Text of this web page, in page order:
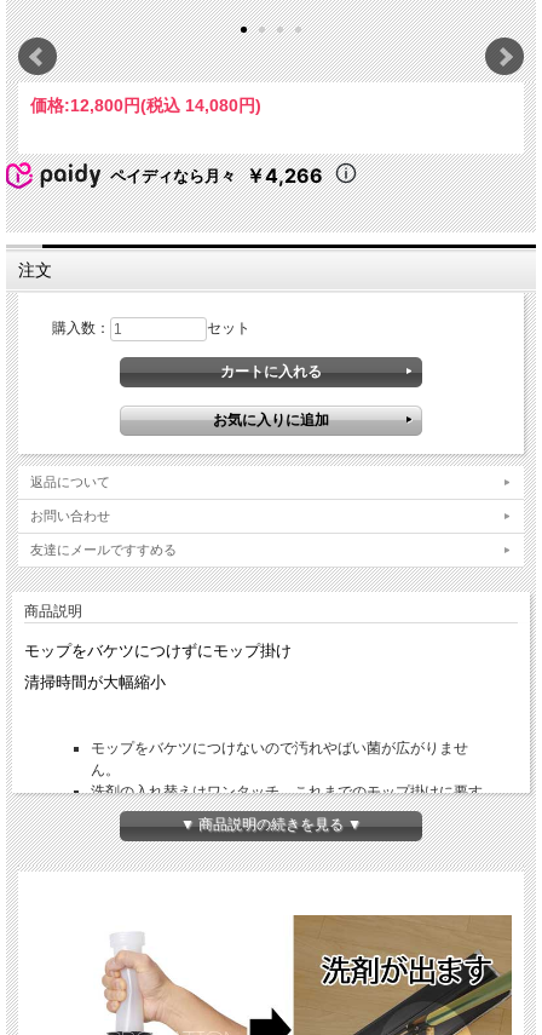
価格:12,800円(税込 14,080円)
ペイディなら月々 ￥4,266
注文
購入数： セット
返品について
お問い合わせ
友達にメールですすめる
商品説明
モップをバケツにつけずにモップ掛け
清掃時間が大幅縮小
モップをバケツにつけないので汚れやばい菌が広がりませ
ん。
洗剤の入れ替えはワンタッチ。これまでのモップ掛けに要す
る時間を最大半分に縮小。
使用エリアや用途に応じて瞬時にケミカルを交換可能。
特殊設計ボトルにより逆さにしても液漏れがありません。
を最大50％削減するほか、洗剤の消費量も最大80％も削減し
ます。
▼ 商品説明の続きを見る ▼